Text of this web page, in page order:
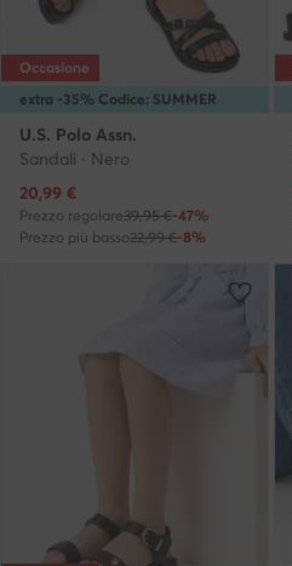
extra -35% Codice: SUMMER
Occasione
U.S. Polo Assn.
Sandali · Nero
Prezzo attuale
20,99 €
Prezzo regolare39,95 €-47%
Prezzo più basso22,99 €-8%